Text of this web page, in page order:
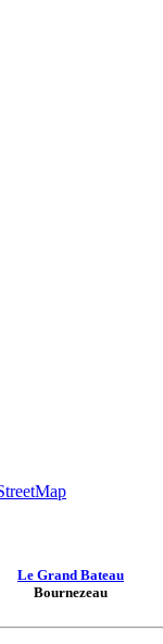
Le Grand Bateau
Bournezeau